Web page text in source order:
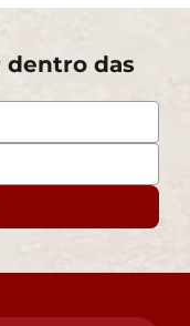
dentro das